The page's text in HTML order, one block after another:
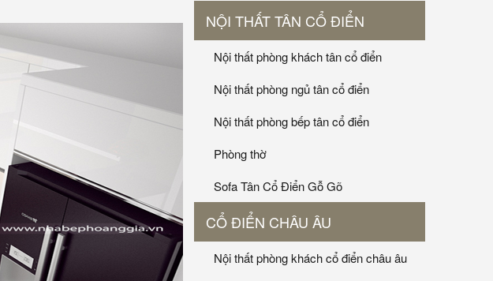
NỘI THẤT TÂN CỔ ĐIỂN
Nội thất phòng khách tân cổ điển
Nội thất phòng ngủ tân cổ điển
Nội thất phòng bếp tân cổ điển
Phòng thờ
Sofa Tân Cổ Điển Gỗ Gõ
CỔ ĐIỂN CHÂU ÂU
Nội thất phòng khách cổ điển châu âu